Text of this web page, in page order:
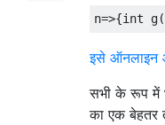
n=>{int g(
इसे ऑनलाइन
सभी के रूप में
का एक बेहतर